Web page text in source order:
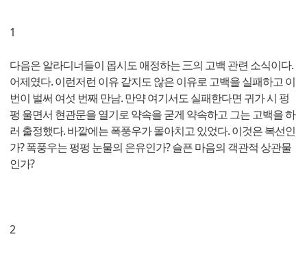
1
다음은 알라디너들이 몹시도 애정하는 三의 고백 관련 소식이다.
어제였다. 이런저런 이유 같지도 않은 이유로 고백을 실패하고 이
번이 벌써 여섯 번째 만남. 만약 여기서도 실패한다면 귀가 시 펑
펑 울면서 현관문을 열기로 약속을 굳게 약속하고 그는 고백을 하
러 출정했다. 바깥에는 폭풍우가 몰아치고 있었다. 이것은 복선인
가? 폭풍우는 펑펑 눈물의 은유인가? 슬픈 마음의 객관적 상관물
인가?
2